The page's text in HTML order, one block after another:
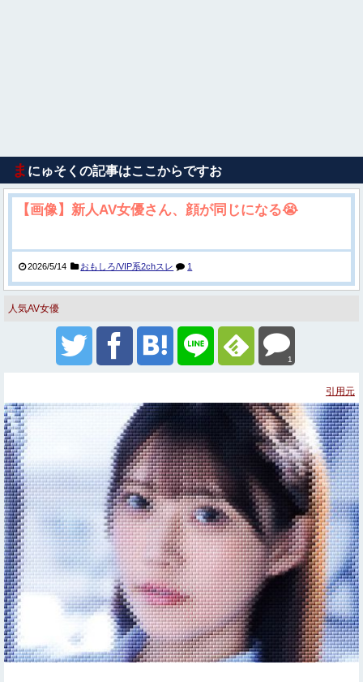
ま にゅそくの記事はここからですお
【画像】新人AV女優さん、顔が同じになる😭
2026/5/14 おもしろ/VIP系2chスレ 1
人気AV女優
1
引用元